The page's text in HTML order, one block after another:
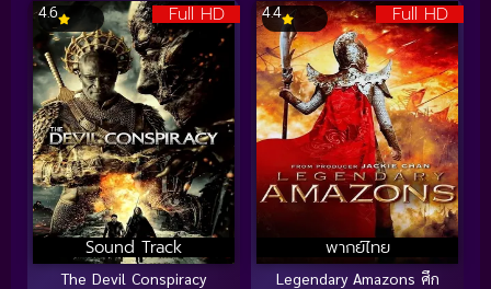
Full HD
Sound Track
4.6
The Devil Conspiracy
Full HD
พากย์ไทย
4.4
Legendary Amazons ศึก